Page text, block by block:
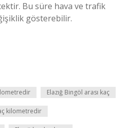
Bu süre hava ve trafik
gösterebilir.
Elazığ Bingöl arası kaç
kilometredir